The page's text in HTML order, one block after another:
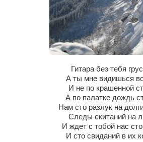
Игорь Добровольский
Ольга Козаченко
Оксана Скоробагатская
Александра Скорук
Евгений Полюхович
Ольга Чикина
Бизнес-партнёры
Здоровье
Врач
Гитара без тебя
А ты мне видишься
И не по крашенной
А по палатке дождь
Нам сто разлук на
Следы скитаний на
И ждет с тобой нас
И сто свиданий в их